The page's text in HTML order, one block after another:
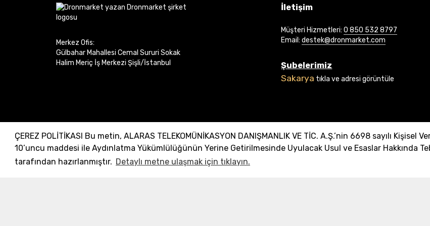
ÇEREZ POLİTİKASI Bu metin, ALARAS TELEKOMÜNİKASYON DANIŞMANLIK VE TİC. A.Ş.’nin 6698 sayılı Kişisel
10’uncu maddesi ile Aydınlatma Yükümlülüğünün Yerine Getirilmesinde Uyulacak Usul ve Esaslar Hakkında
tarafından hazırlanmıştır. Detaylı metne ulaşmak için tıklayın.
Merkez Ofis:
Gülbahar Mahallesi Cemal Sururi Sokak
Halim Meriç İş Merkezi Şişli/İstanbul
İletişim
Müşteri Hizmetleri:0 850 532 8797
Email:destek@dronmarket.com
Şubelerimiz
Sakarya tıkla ve adresi görüntüle
Incrivez-vous à la newsletter